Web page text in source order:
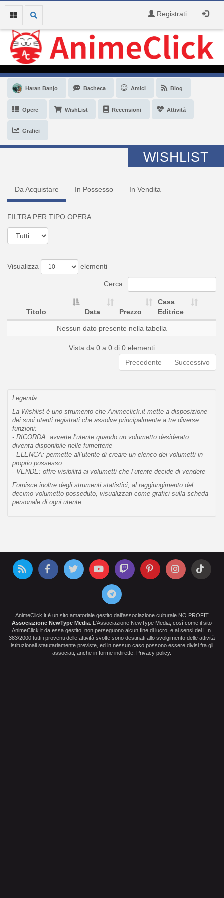
Registrati
Haran Banjo Bacheca Amici Blog
Opere WishList Recensioni Attività
Grafici
WISHLIST
Da Acquistare In Possesso In Vendita
FILTRA PER TIPO OPERA:
Visualizza elementi
Cerca:
Titolo Data Prezzo
Casa
Editrice
Nessun dato presente nella tabella
Vista da 0 a 0 di 0 elementi
Precedente
Successivo
Legenda:
La Wishlist è uno strumento che Animeclick.it mette a disposizione
dei suoi utenti registrati che assolve principalmente a tre diverse
funzioni:
- RICORDA: avverte l’utente quando un volumetto desiderato
diventa disponibile nelle fumetterie
- ELENCA: permette all’utente di creare un elenco dei volumetti in
proprio possesso
- VENDE: offre visibilità ai volumetti che l’utente decide di vendere
Fornisce inoltre degli strumenti statistici, al raggiungimento del
decimo volumetto posseduto, visualizzati come grafici sulla scheda
personale di ogni utente.
AnimeClick.it è un sito amatoriale gestito dall'associazione culturale NO PROFIT
Associazione NewType Media . L'Associazione NewType Media, così come il sito
AnimeClick.it da essa gestito, non perseguono alcun fine di lucro, e ai sensi del L.n.
383/2000 tutti i proventi delle attività svolte sono destinati allo svolgimento delle attività
istituzionali statutariamente previste, ed in nessun caso possono essere divisi fra gli
associati, anche in forme indirette. Privacy policy.